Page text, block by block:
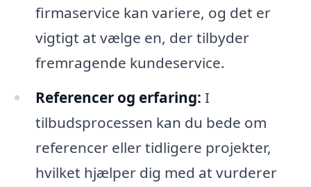
firmaservice kan variere, og det er
vigtigt at vælge en, der tilbyder
fremragende kundeservice.
Referencer og erfaring: I
tilbudsprocessen kan du bede om
referencer eller tidligere projekter,
hvilket hjælper dig med at vurderer